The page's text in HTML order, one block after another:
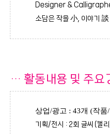
Designer &
소담은 작을 小, 이야기
… 활동내용 및 주요
상업/광고 : 43개 (작품
기획/전시 : 2회 글씨(캘